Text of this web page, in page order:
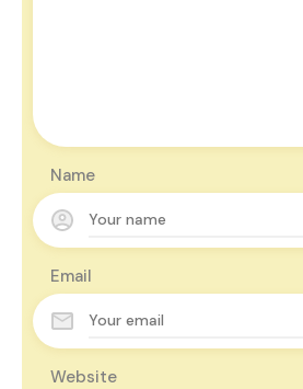
Name
Email
Website